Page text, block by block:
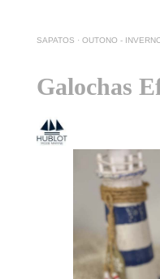
SAPATOS · OUTONO -
Galochas